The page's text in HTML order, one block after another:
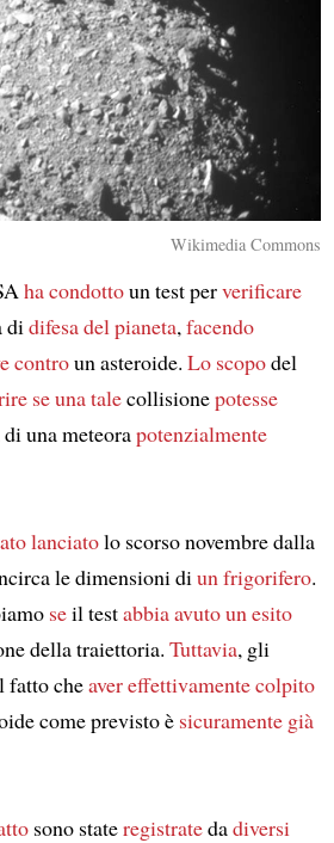
Wikimedia Commons
ha condottoun test perverificare
di difesa del pianeta, facendo
controun asteroide. Lo scopodel
seuna talecollisionepotesse
di una meteorapotenzialmente
lanciatolo scorso novembre dalla
le dimensioni di un frigorifero.
seil testabbia avuto un esito
della traiettoria. Tuttavia, gli
fatto cheaver effettivamente colpito
come previsto è sicuramente già
sono stateregistratedadiversi